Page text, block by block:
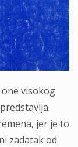
visokog
jer je to
zadatak od